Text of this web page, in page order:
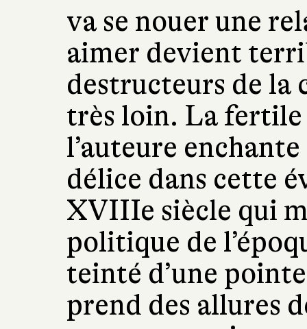
va se nouer une
aimer devient
destructeurs de la
très loin. La
l’auteure
délice dans cette
XVIIIe siècle qui
politique de
teinté d’une
prend des allures